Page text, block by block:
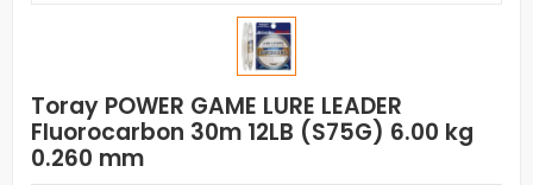
Toray POWER GAME LURE LEADER
Fluorocarbon 30m 12LB (S75G) 6.00 kg
0.260 mm